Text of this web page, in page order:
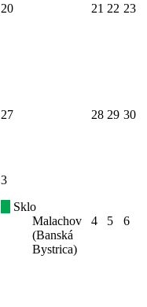
20 21 22 23
27 28 29 30
3
Sklo
Malachov
(Banská
Bystrica)
4 5 6